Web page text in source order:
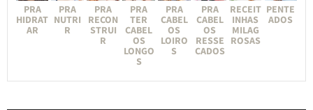
PRA
HIDRAT
AR
PRA
NUTRI
R
PRA
RECON
STRUI
R
PRA
TER
CABEL
OS
LONGO
S
PRA
CABEL
OS
LOIRO
S
PRA
CABEL
OS
RESSE
CADOS
RECEIT
INHAS
MILAG
ROSAS
PENTE
ADOS